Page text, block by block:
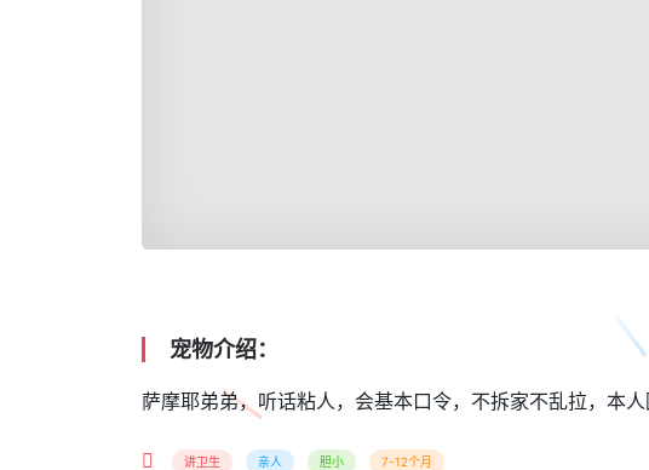
宠物介绍：
萨摩耶弟弟，听话粘人，会基本口令，不拆家不乱拉，本
讲卫生 亲人 胆小 7-12个月